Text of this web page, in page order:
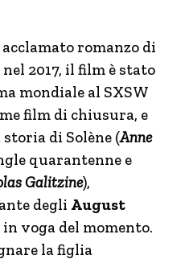
romanzo di
2017, il film è stato
mondiale al SXSW
film di chiusura, e
di Solène (Anne
quarantenne e
Galitzine),
degli August
voga del momento.
la figlia